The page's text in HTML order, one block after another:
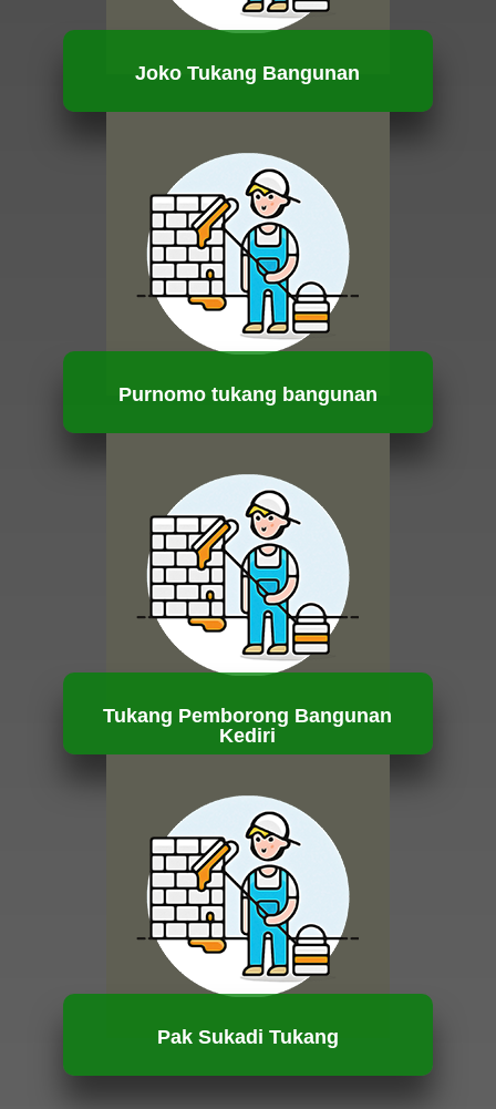
Joko Tukang Bangunan
HUBUNGI KAMI
Purnomo tukang bangunan
HUBUNGI KAMI
Tukang Pemborong Bangunan
Kediri
HUBUNGI KAMI
Pak Sukadi Tukang